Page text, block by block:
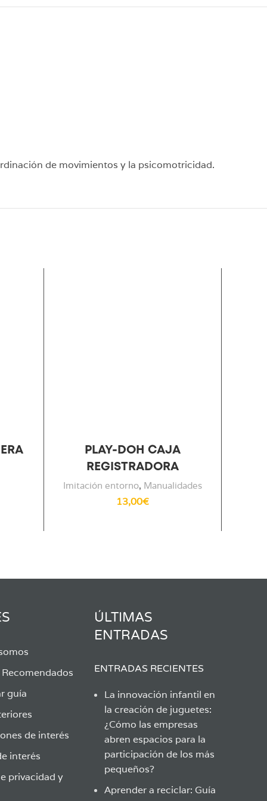
de movimientos y la psicomotricidad.
PLAY-DOH CAJA
REGISTRADORA
Imitación entorno, Manualidades
13,00€
guía
de interés
interés
privacidad y
ÚLTIMAS
ENTRADAS
ENTRADAS RECIENTES
La innovación infantil en
la creación de juguetes:
¿Cómo las empresas
abren espacios para la
participación de los más
pequeños?
Aprender a reciclar: Guía